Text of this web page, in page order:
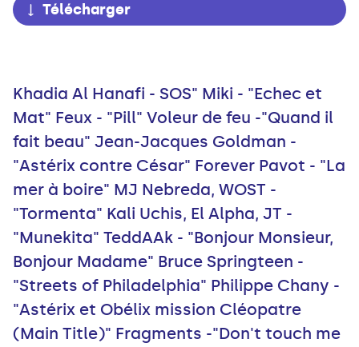
Télécharger
Khadia Al Hanafi - SOS" Miki - "Echec et
Mat" Feux - "Pill" Voleur de feu -"Quand il
fait beau" Jean-Jacques Goldman -
"Astérix contre César" Forever Pavot - "La
mer à boire" MJ Nebreda, WOST -
"Tormenta" Kali Uchis, El Alpha, JT -
"Munekita" TeddAAk - "Bonjour Monsieur,
Bonjour Madame" Bruce Springteen -
"Streets of Philadelphia" Philippe Chany -
"Astérix et Obélix mission Cléopatre
(Main Title)" Fragments -"Don't touch me